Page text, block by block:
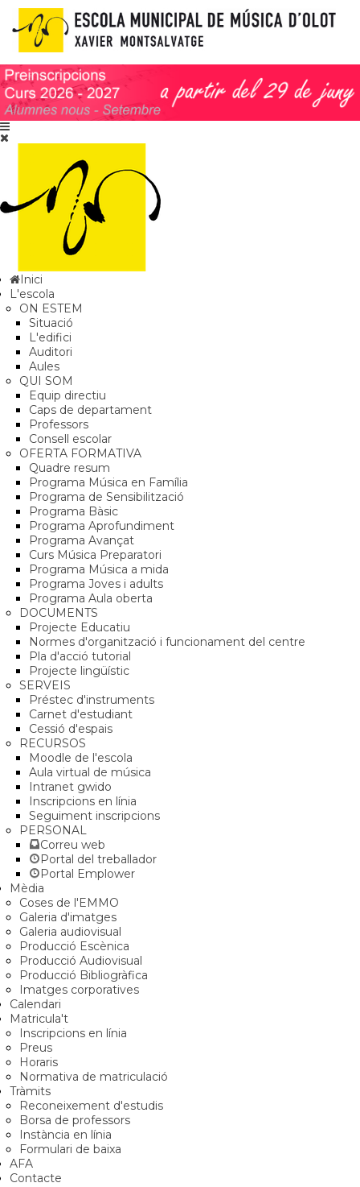
Inici
L'escola
ON ESTEM
Situació
L'edifici
Auditori
Aules
QUI SOM
Equip directiu
Caps de departament
Professors
Consell escolar
OFERTA FORMATIVA
Quadre resum
Programa Música en Família
Programa de Sensibilització
Programa Bàsic
Programa Aprofundiment
Programa Avançat
Curs Música Preparatori
Programa Música a mida
Programa Joves i adults
Programa Aula oberta
DOCUMENTS
Projecte Educatiu
Normes d'organització i funcionament del centre
Pla d'acció tutorial
Projecte lingüístic
SERVEIS
Préstec d'instruments
Carnet d'estudiant
Cessió d'espais
RECURSOS
Moodle de l'escola
Aula virtual de música
Intranet gwido
Inscripcions en línia
Seguiment inscripcions
PERSONAL
Correu web
Portal del treballador
Portal Emplower
Mèdia
Coses de l'EMMO
Galeria d'imatges
Galeria audiovisual
Producció Escènica
Producció Audiovisual
Producció Bibliogràfica
Imatges corporatives
Calendari
Matricula't
Inscripcions en línia
Preus
Horaris
Normativa de matriculació
Tràmits
Reconeixement d'estudis
Borsa de professors
Instància en línia
Formulari de baixa
AFA
Contacte